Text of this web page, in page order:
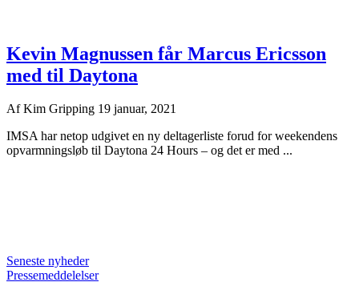
Kevin Magnussen får Marcus Ericsson
med til Daytona
AfKim Gripping 19 januar, 2021
IMSA har netop udgivet en ny deltagerliste forud for weekendens
opvarmningsløb til Daytona 24 Hours – og det er med ...
Seneste nyheder
Pressemeddelelser